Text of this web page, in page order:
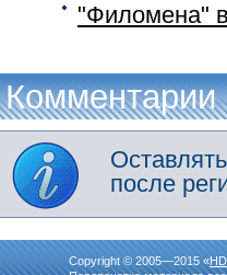
"Филомена"
Комментарии
после
Copyright © 2005—2015 «